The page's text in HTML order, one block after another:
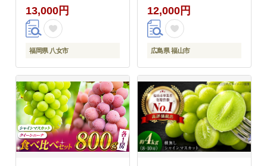
種なし 皮ごと食べられ
る 糖度18度 高糖度 甘
い 厳選 産地直送 1.4kg
先行予約 旬 クール便
八女
13,000円
福岡県 八女市
ぶどう ブドウ 葡萄 種
なし 大粒 マスカット
[BAEV005]
12,000円
広島県 福山市